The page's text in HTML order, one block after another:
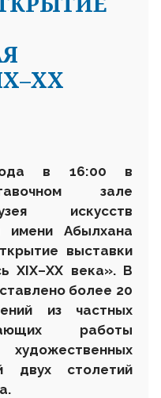
в 16:00 в
зале
искусств
имени Абылхана
выставки
XIX–XX века». В
более 20
из частных
работы
двух столетий